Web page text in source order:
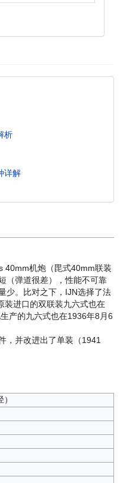
/D1
A3 /C3
析
详解
机炮（毘式40mm联装
（弹道很差），性能不可靠
少。比对之下，IJN选择了法
装进口的双联装九六式也在
产的九六式也在1936年8月6
并改进出了单装（1941